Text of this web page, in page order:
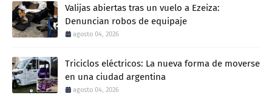
Valijas abiertas tras un vuelo a Ezeiza:
Denuncian robos de equipaje
agosto 04, 2026
Triciclos eléctricos: La nueva forma de moverse
en una ciudad argentina
agosto 04, 2026